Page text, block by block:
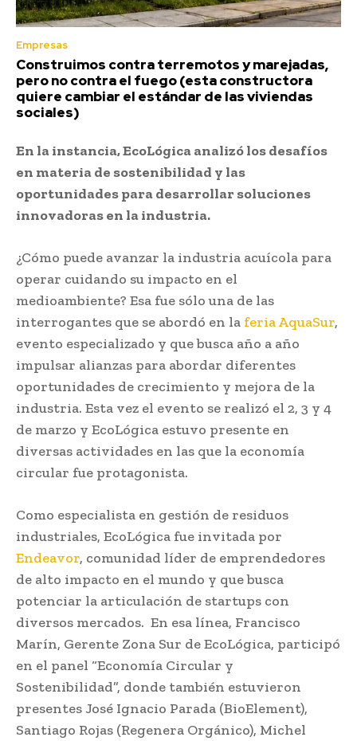
Empresas
Construimos contra terremotos y marejadas,
pero no contra el fuego (esta constructora
quiere cambiar el estándar de las viviendas
sociales)
En la instancia, EcoLógica analizó los desafíos
en materia de sostenibilidad y las
oportunidades para desarrollar soluciones
innovadoras en la industria.
¿Cómo puede avanzar la industria acuícola para
operar cuidando su impacto en el
medioambiente? Esa fue sólo una de las
interrogantes que se abordó en la feria AquaSur,
evento especializado y que busca año a año
impulsar alianzas para abordar diferentes
oportunidades de crecimiento y mejora de la
industria. Esta vez el evento se realizó el 2, 3 y 4
de marzo y EcoLógica estuvo presente en
diversas actividades en las que la economía
circular fue protagonista.
Como especialista en gestión de residuos
industriales, EcoLógica fue invitada por
Endeavor, comunidad líder de emprendedores
de alto impacto en el mundo y que busca
potenciar la articulación de startups con
diversos mercados. En esa línea, Francisco
Marín, Gerente Zona Sur de EcoLógica, participó
en el panel “Economía Circular y
Sostenibilidad”, donde también estuvieron
presentes José Ignacio Parada (BioElement),
Santiago Rojas (Regenera Orgánico), Michel